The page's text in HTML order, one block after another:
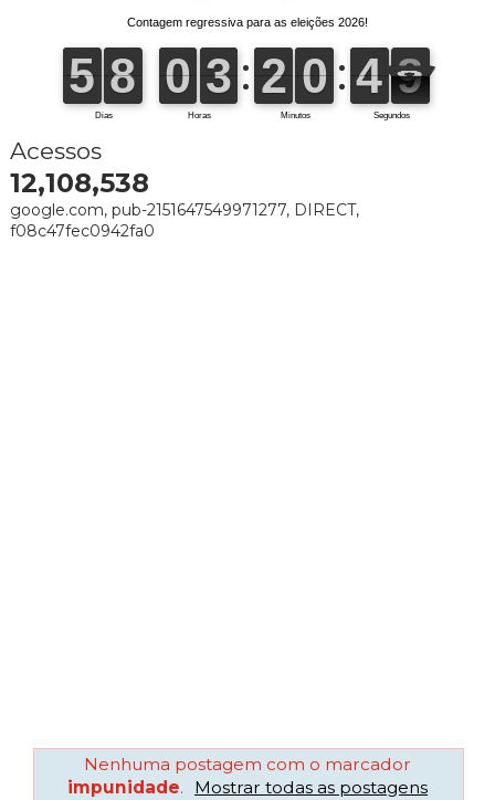
Acessos
12,108,538
google.com, pub-2151647549971277, DIRECT,
f08c47fec0942fa0
Nenhuma postagem com o marcador
impunidade. Mostrar todas as postagens